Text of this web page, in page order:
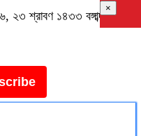
২৩ শ্রাবণ ১৪৩৩ বঙ্গাব্দ
×